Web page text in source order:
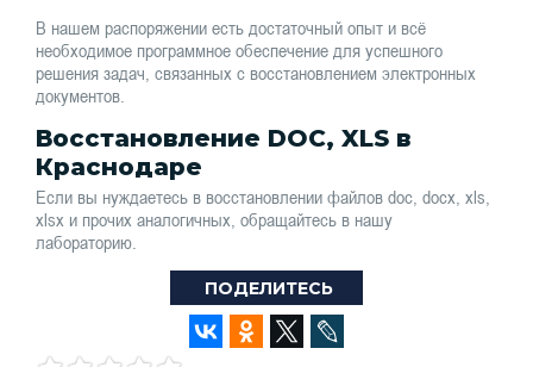
В нашем распоряжении есть достаточный опыт и всё
необходимое программное обеспечение для успешного
решения задач, связанных с восстановлением электронных
документов.
Восстановление DOC, XLS в
Краснодаре
Если вы нуждаетесь в восстановлении файлов doc, docx, xls,
xlsx и прочих аналогичных, обращайтесь в нашу
лабораторию.
ПОДЕЛИТЕСЬ